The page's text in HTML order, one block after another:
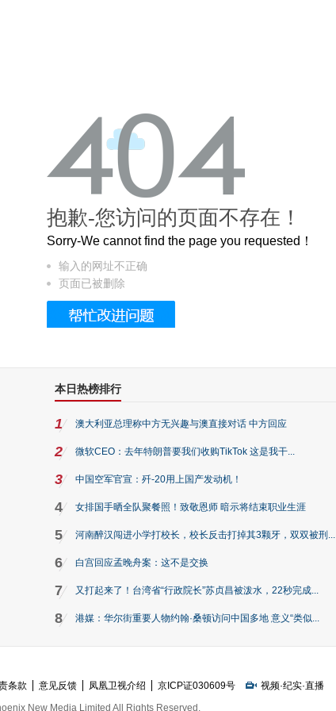
米的长卷，还原了600岁的紫禁城
抱歉-您访问的页面不存在！
Sorry-We cannot find the page you requested！
输入的网址不正确
页面已被删除
本日热榜排行
1 澳大利亚总理称中方无兴趣与澳直接对话 中方回应
2 微软CEO：去年特朗普要我们收购TikTok 这是我干...
3 中国空军官宣：歼-20用上国产发动机！
4 女排国手晒全队聚餐照！致敬恩师 暗示将结束职业生涯
5 河南醉汉闯进小学打校长，校长反击打掉其3颗牙，双双被刑...
6 白宫回应孟晚舟案：这不是交换
7 又打起来了！台湾省“行政院长”苏贞昌被泼水，22秒完成...
8 港媒：华尔街重要人物约翰·桑顿访问中国多地 意义“类似...
条款 意见反馈 凤凰卫视介绍 京ICP证030609号 视频·纪实·直播
New Media Limited All Rights Reserved.